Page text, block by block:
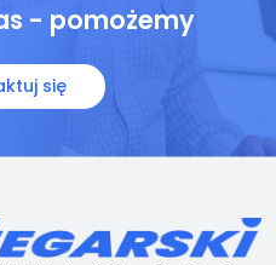
- pomożemy
się